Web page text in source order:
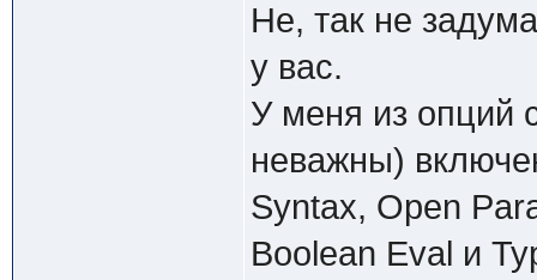
Не, так не
у вас.
У меня из опций
неважны)
Syntax, Open
Boolean Eval и